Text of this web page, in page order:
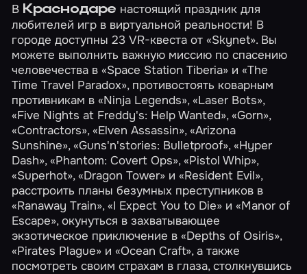
В Краснодаре настоящий праздник для
любителей игр в виртуальной реальности! В
городе доступны 23 VR-квеста от «Skynet». Вы
можете выполнить важную миссию по спасению
человечества в«Space Station Tiberia» и«The
Time Travel Paradox», противостоять коварным
противникам в«Ninja Legends»,«Laser Bots»,
«Five Nights at Freddy's: Help Wanted»,«Gorn»,
«Contractors»,«Elven Assassin»,«Arizona
Sunshine»,«Guns'n'stories: Bulletproof»,«Hyper
Dash»,«Phantom: Covert Ops»,«Pistol Whip»,
«Superhot»,«Dragon Tower» и«Resident Evil»,
расстроить планы безумных преступников в
«Ranaway Train»,«I Expect You to Die» и«Manor of
Escape», окунуться в захватывающее
экзотическое приключение в«Depths of Osiris»,
«Pirates Plague» и«Ocean Craft», а также
посмотреть своим страхам в глаза, столкнувшись